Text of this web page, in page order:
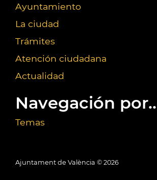
Ayuntamiento
La ciudad
Trámites
Atención ciudadana
Actualidad
Navegación
Temas
Ajuntament de València © 2026